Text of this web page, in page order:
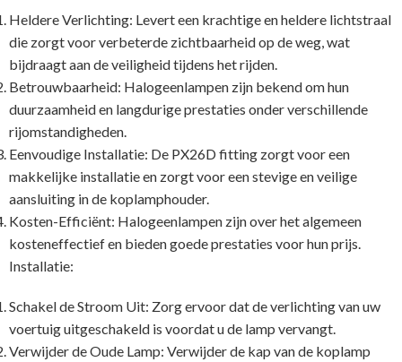
Heldere Verlichting: Levert een krachtige en heldere lichtstraal
die zorgt voor verbeterde zichtbaarheid op de weg, wat
bijdraagt aan de veiligheid tijdens het rijden.
Betrouwbaarheid: Halogeenlampen zijn bekend om hun
duurzaamheid en langdurige prestaties onder verschillende
rijomstandigheden.
Eenvoudige Installatie: De PX26D fitting zorgt voor een
makkelijke installatie en zorgt voor een stevige en veilige
aansluiting in de koplamphouder.
Kosten-Efficiënt: Halogeenlampen zijn over het algemeen
kosteneffectief en bieden goede prestaties voor hun prijs.
Installatie:
Schakel de Stroom Uit: Zorg ervoor dat de verlichting van uw
voertuig uitgeschakeld is voordat u de lamp vervangt.
Verwijder de Oude Lamp: Verwijder de kap van de koplamp